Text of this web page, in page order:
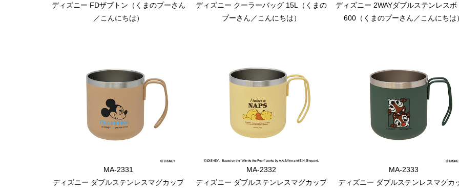
ディズニー FDザブトン（くまのプーさん
／こんにちは）
ディズニー クーラーバッグ 15L（くまの
プーさん／こんにちは）
ディズニー 2WAYダブルステンレスボ
600（くまのプーさん／こんにちは
MA-2331
ディズニー ダブルステンレスマグカップ
MA-2332
ディズニー ダブルステンレスマグカップ
MA-2333
ディズニー ダブルステンレスマグカ